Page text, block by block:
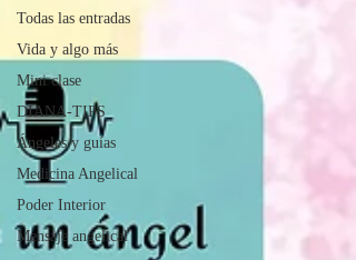
Todas las entradas
Vida y algo más
Mini clase
DIANA-TIPS
Ángeles y guías
Medicina Angelical
Poder Interior
Mensaje angelical